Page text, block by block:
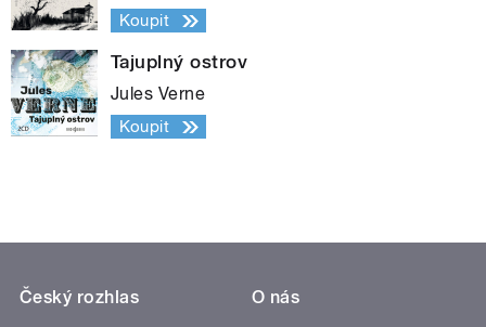
Koupit
Tajuplný ostrov
Jules Verne
Koupit
Český rozhlas
O nás